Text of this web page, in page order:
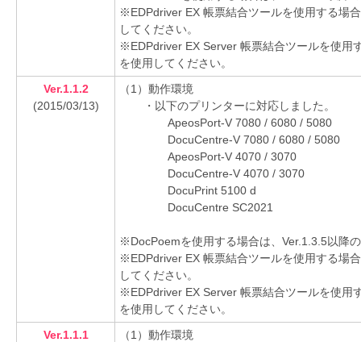
※EDPdriver EX 帳票結合ツールを使用する場
してください。
※EDPdriver EX Server 帳票結合ツールを使用
を使用してください。
Ver.1.1.2
(2015/03/13)
（1）動作環境
・以下のプリンターに対応しました。
ApeosPort-V 7080 / 6080 / 5080
DocuCentre-V 7080 / 6080 / 5080
ApeosPort-V 4070 / 3070
DocuCentre-V 4070 / 3070
DocuPrint 5100 d
DocuCentre SC2021
※DocPoemを使用する場合は、Ver.1.3.5以降
※EDPdriver EX 帳票結合ツールを使用する場
してください。
※EDPdriver EX Server 帳票結合ツールを使用
を使用してください。
Ver.1.1.1
（1）動作環境